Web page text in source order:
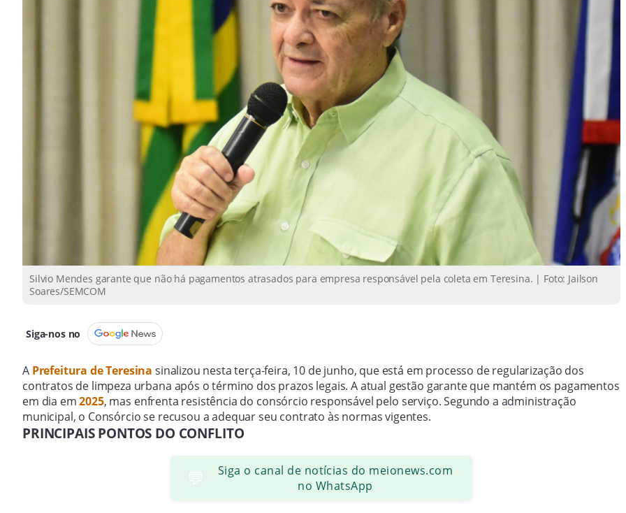
Silvio Mendes garante que não há pagamentos atrasados para empresa responsável pela coleta em Teresina. | Foto: Jailson
Soares/SEMCOM
Siga-nos no
A Prefeitura de Teresina sinalizou nesta terça-feira, 10 de junho, que está em processo de regularização dos
contratos de limpeza urbana após o término dos prazos legais. A atual gestão garante que mantém os pagamentos
em dia em2025, mas enfrenta resistência do consórcio responsável pelo serviço. Segundo a administração
municipal, o Consórcio se recusou a adequar seu contrato às normas vigentes.
PRINCIPAIS PONTOS DO CONFLITO
💬
Siga o canal de notícias do meionews.com
no WhatsApp